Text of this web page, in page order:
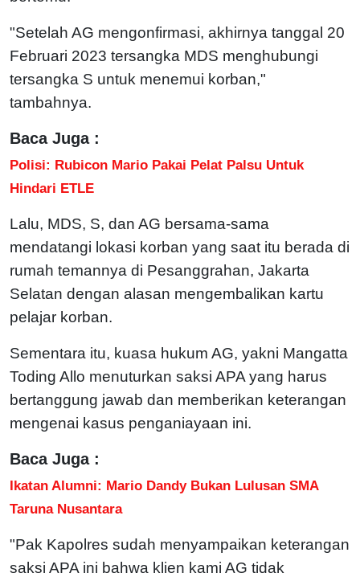
"Setelah AG mengonfirmasi, akhirnya tanggal 20
Februari 2023 tersangka MDS menghubungi
tersangka S untuk menemui korban,"
tambahnya.
Baca Juga :
Polisi: Rubicon Mario Pakai Pelat Palsu Untuk
Hindari ETLE
Lalu, MDS, S, dan AG bersama-sama
mendatangi lokasi korban yang saat itu berada di
rumah temannya di Pesanggrahan, Jakarta
Selatan dengan alasan mengembalikan kartu
pelajar korban.
Sementara itu, kuasa hukum AG, yakni Mangatta
Toding Allo menuturkan saksi APA yang harus
bertanggung jawab dan memberikan keterangan
mengenai kasus penganiayaan ini.
Baca Juga :
Ikatan Alumni: Mario Dandy Bukan Lulusan SMA
Taruna Nusantara
"Pak Kapolres sudah menyampaikan keterangan
saksi APA ini bahwa klien kami AG tidak